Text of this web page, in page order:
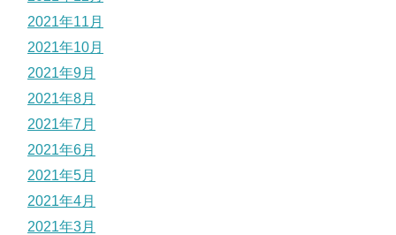
2021年11月
2021年10月
2021年9月
2021年8月
2021年7月
2021年6月
2021年5月
2021年4月
2021年3月